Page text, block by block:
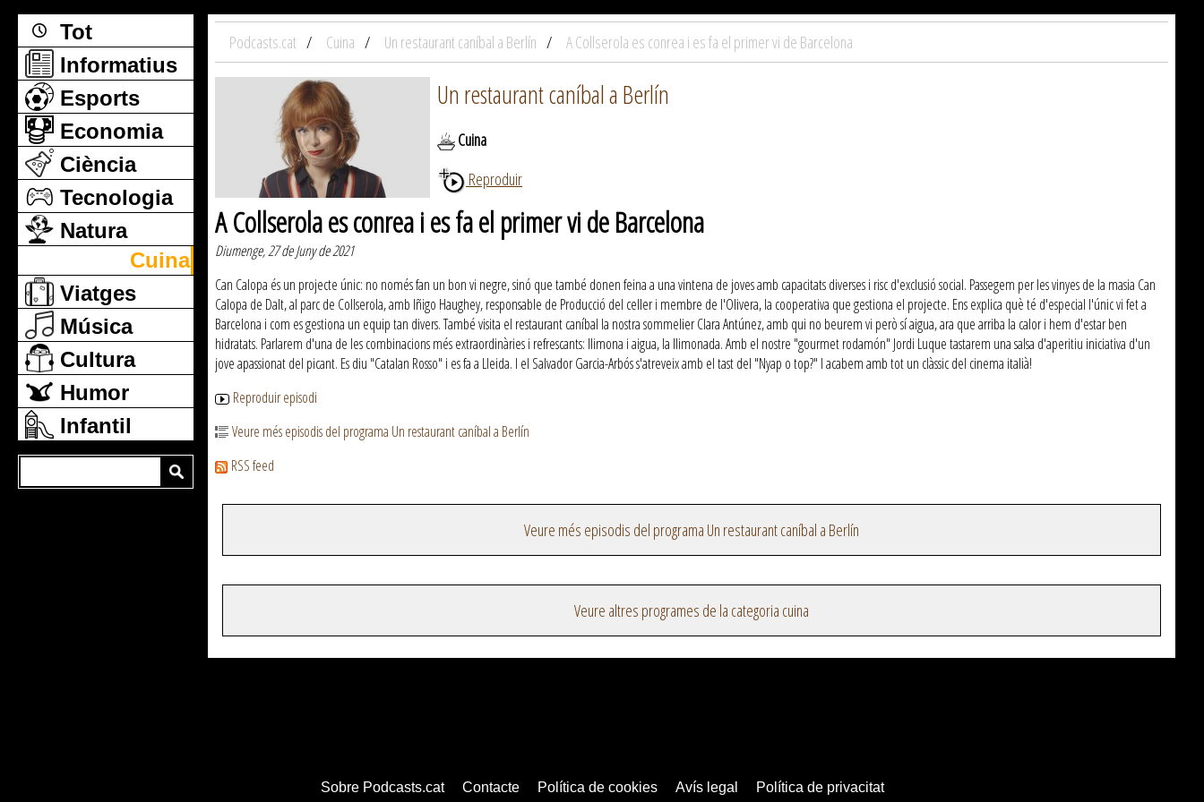
Tot
Informatius
Esports
Economia
Ciència
Tecnologia
Natura
Cuina
Viatges
Música
Cultura
Humor
Infantil
Podcasts.cat Cuina Un restaurant caníbal a Berlín A Collserola es conrea i es fa el primer vi de Barcelona
Un restaurant caníbal a Berlín
Cuina
Reproduir
A Collserola es conrea i es fa el primer vi de Barcelona
Diumenge, 27 de Juny de 2021
Can Calopa és un projecte únic: no només fan un bon vi negre, sinó que també donen feina a una vintena de joves amb capacitats diverses i risc d'exclusió social. Passegem per les vinyes de la masia Can
Calopa de Dalt, al parc de Collserola, amb Iñigo Haughey, responsable de Producció del celler i membre de l'OIivera, la cooperativa que gestiona el projecte. Ens explica què té d'especial l'únic vi fet a
Barcelona i com es gestiona un equip tan divers. També visita el restaurant caníbal la nostra sommelier Clara Antúnez, amb qui no beurem vi però sí aigua, ara que arriba la calor i hem d'estar ben
hidratats. Parlarem d'una de les combinacions més extraordinàries i refrescants: llimona i aigua, la llimonada. Amb el nostre "gourmet rodamón" Jordi Luque tastarem una salsa d'aperitiu iniciativa d'un
jove apassionat del picant. Es diu "Catalan Rosso" i es fa a Lleida. I el Salvador Garcia-Arbós s'atreveix amb el tast del "Nyap o top?" I acabem amb tot un clàssic del cinema italià!
Reproduir episodi
Veure més episodis del programa Un restaurant caníbal a Berlín
RSS feed
Veure més episodis del programa Un restaurant caníbal a Berlín
Veure altres programes de la categoria cuina
Sobre Podcasts.cat Contacte Política de cookies Avís legal Política de privacitat